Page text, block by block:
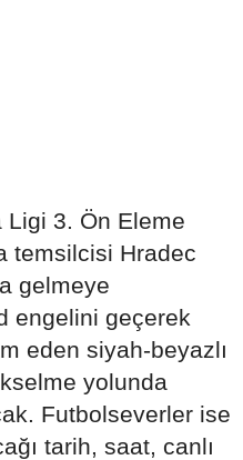
Ligi 3. Ön Eleme
temsilcisi Hradec
gelmeye
engelini geçerek
eden siyah-beyazlı
yolunda
Futbolseverler ise
tarih, saat, canlı